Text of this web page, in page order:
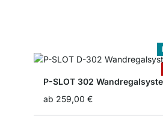
P-SLOT 302
ab 259,00 €